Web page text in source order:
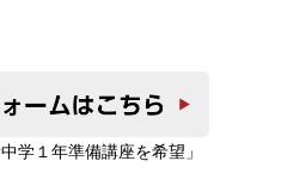
学１年準備講座を希望」